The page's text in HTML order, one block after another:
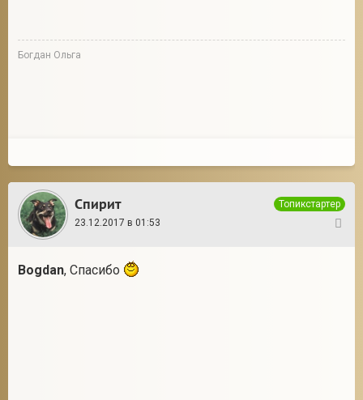
Богдан Ольга
Спирит
Топикстартер
23.12.2017 в 01:53
Bogdan, Спасибо